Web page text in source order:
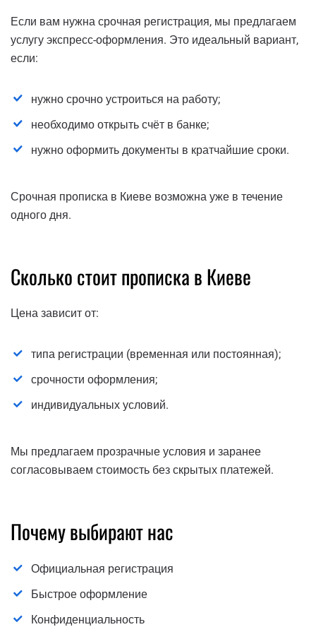
Если вам нужна срочная регистрация, мы предлагаем
услугу экспресс-оформления. Это идеальный вариант,
если:
нужно срочно устроиться на работу;
необходимо открыть счёт в банке;
нужно оформить документы в кратчайшие сроки.
Срочная прописка в Киеве возможна уже в течение
одного дня.
Сколько стоит прописка в Киеве
Цена зависит от:
типа регистрации (временная или постоянная);
срочности оформления;
индивидуальных условий.
Мы предлагаем прозрачные условия и заранее
согласовываем стоимость без скрытых платежей.
Почему выбирают нас
Официальная регистрация
Быстрое оформление
Конфиденциальность